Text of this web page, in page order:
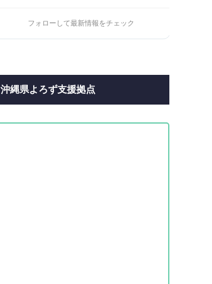
フォローして最新情報をチェック
沖縄県よろず支援拠点